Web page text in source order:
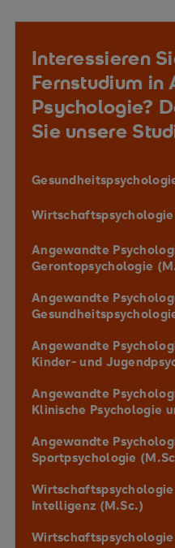
Interessieren
Fernstudium in
Psychologie?
Sie unsere
Angewandte
Gerontopsychologie
Angewandte
Angewandte
Kinder- und
Angewandte
Klinische Psychologie
Angewandte
Sportpsychologie
Intelligenz (M.Sc.)